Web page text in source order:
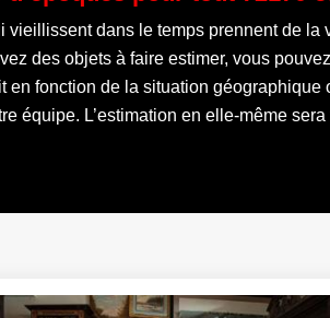
dans le temps prennent de
des objets à faire estimer, vous
en fonction de la situation
équipe. L’estimation en elle-même